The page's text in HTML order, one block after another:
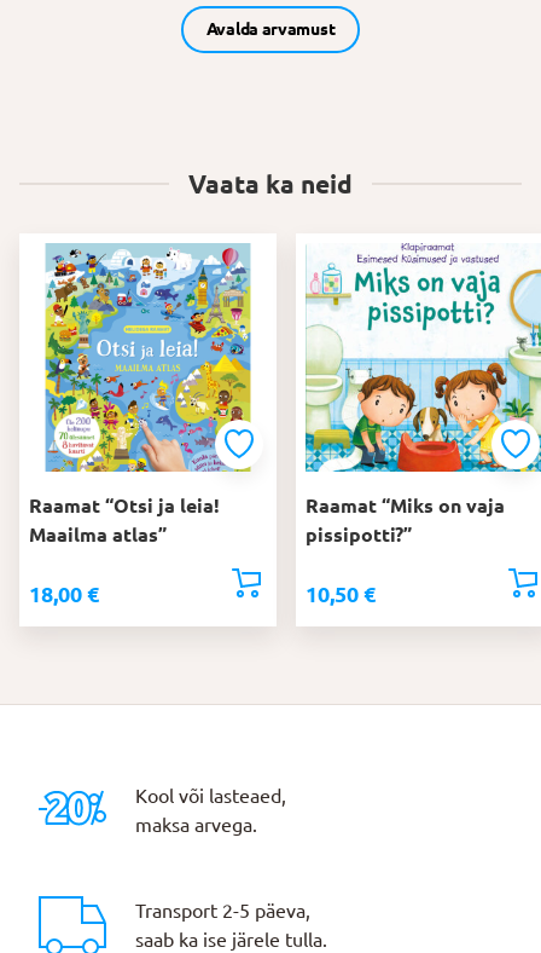
Avalda arvamust
Vaata ka neid
Raamat “Otsi ja leia!
Maailma atlas”
18,00 €
Raamat “Miks on vaja
pissipotti?”
10,50 €
Kool või lasteaed,
maksa arvega.
Transport 2-5 päeva,
saab ka ise järele tulla.